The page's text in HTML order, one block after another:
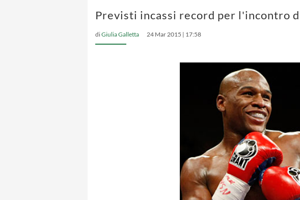
Previsti incassi record per l'incontro
diGiulia Galletta 24 Mar 2015 | 17:58